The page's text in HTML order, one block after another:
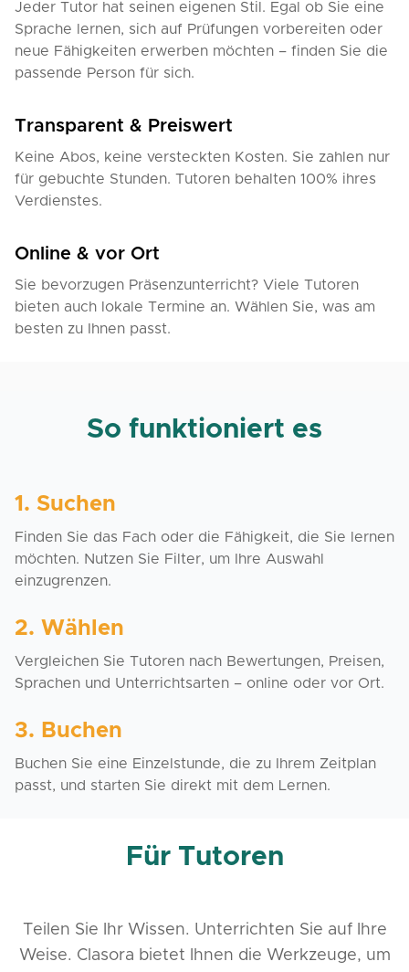
Jeder Tutor hat seinen eigenen Stil. Egal ob Sie eine
Sprache lernen, sich auf Prüfungen vorbereiten oder
neue Fähigkeiten erwerben möchten – finden Sie die
passende Person für sich.
Transparent & Preiswert
Keine Abos, keine versteckten Kosten. Sie zahlen nur
für gebuchte Stunden. Tutoren behalten 100% ihres
Verdienstes.
Online & vor Ort
Sie bevorzugen Präsenzunterricht? Viele Tutoren
bieten auch lokale Termine an. Wählen Sie, was am
besten zu Ihnen passt.
So funktioniert es
1. Suchen
Finden Sie das Fach oder die Fähigkeit, die Sie lernen
möchten. Nutzen Sie Filter, um Ihre Auswahl
einzugrenzen.
2. Wählen
Vergleichen Sie Tutoren nach Bewertungen, Preisen,
Sprachen und Unterrichtsarten – online oder vor Ort.
3. Buchen
Buchen Sie eine Einzelstunde, die zu Ihrem Zeitplan
passt, und starten Sie direkt mit dem Lernen.
Für Tutoren
Teilen Sie Ihr Wissen. Unterrichten Sie auf Ihre
Weise. Clasora bietet Ihnen die Werkzeuge, um